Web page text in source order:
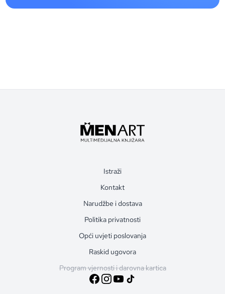
Istraži
Kontakt
Narudžbe i dostava
Politika privatnosti
Opći uvjeti poslovanja
Raskid ugovora
Program vjernosti i darovna kartica